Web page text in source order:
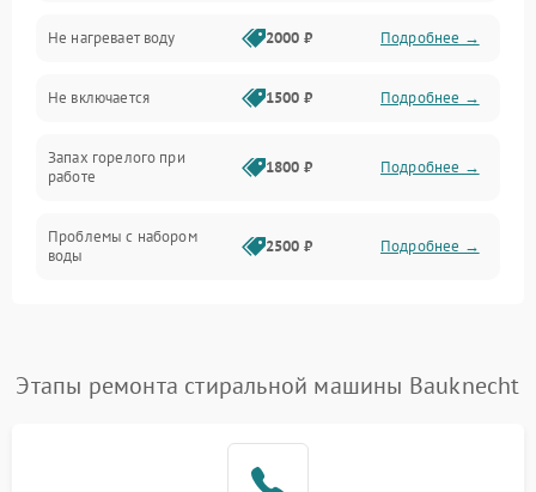
Программное обеспечение
Не нагревает воду 2000 ₽ Подробнее →
Не включается 1500 ₽ Подробнее →
Запах горелого при
работе
1800 ₽ Подробнее →
Проблемы с набором
воды
2500 ₽ Подробнее →
2200 ₽ Подробнее →
Этапы ремонта стиральной машины Bauknecht